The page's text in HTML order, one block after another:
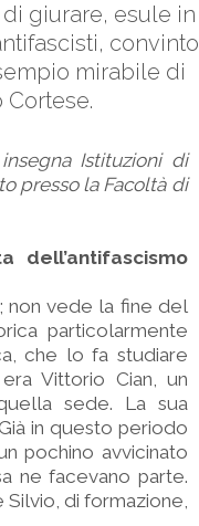
giurare, esule in
convinto
mirabile di
Istituzioni di
presso la Facoltà di
dell’antifascismo
non vede la fine del
particolarmente
che lo fa studiare
Vittorio Cian, un
sede. La sua
in questo periodo
pochino avvicinato
ne facevano parte.
Silvio, di formazione,